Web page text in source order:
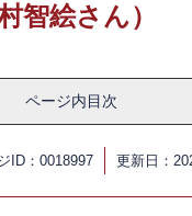
智絵さん）
ページ内目次
ID：0018997 更新日：